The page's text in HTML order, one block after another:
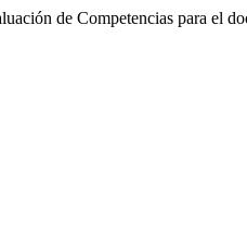
de Competencias para el